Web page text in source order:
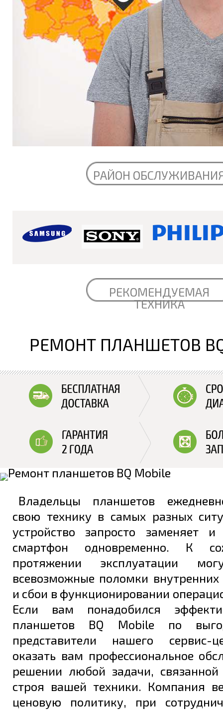
РАЙОН
РЕКОМЕНДУЕМАЯ
ТЕХНИКА
РЕМОНТ ПЛАНШЕТОВ BQ
Владельцы планшетов
свою технику в самых разных
устройство запросто заменяет
смартфон одновременно. К
протяжении эксплуатации
всевозможные поломки
и сбои в функционировании
Если вам понадобился
планшетов BQ Mobile по
представители нашего сервис-
оказать вам профессиональное
решении любой задачи,
строя вашей техники. Компания
ценовую политику, при